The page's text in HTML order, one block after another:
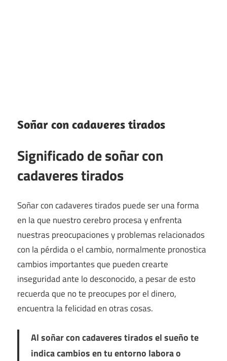
Soñar con cadaveres tirados
Significado de soñar con
cadaveres tirados
Soñar con cadaveres tirados puede ser una forma
en la que nuestro cerebro procesa y enfrenta
nuestras preocupaciones y problemas relacionados
con la pérdida o el cambio, normalmente pronostica
cambios importantes que pueden crearte
inseguridad ante lo desconocido, a pesar de esto
recuerda que no te preocupes por el dinero,
encuentra la felicidad en otras cosas.
Al soñar con cadaveres tirados el sueño te
indica cambios en tu entorno labora o